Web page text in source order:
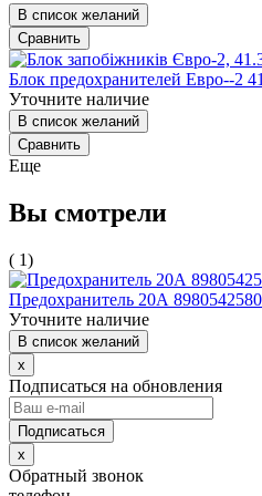
В список желаний
Сравнить
Блок предохранителей Евро--
Уточните наличие
В список желаний
Сравнить
Еще
Вы смотрели
( 1)
Предохранитель 20А
Уточните наличие
В список желаний
x
Подписаться на обновления
x
Обратный звонок